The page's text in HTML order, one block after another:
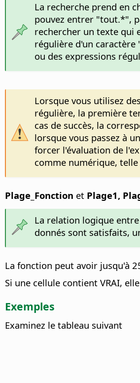
La recherche prend en
pouvez entrer "tout.*",
rechercher un texte qui
régulière d'un caractère
ou des expressions
Lorsque vous utilisez
régulière, la première
cas de succès, la
lorsque vous passez à
forcer l'évaluation de
comme numérique,
Plage_Fonction et Plage1,
La relation logique
donnés sont satisfaits,
La fonction peut avoir jusqu'à
Si une cellule contient VRAI,
Exemples
Examinez le tableau suivant